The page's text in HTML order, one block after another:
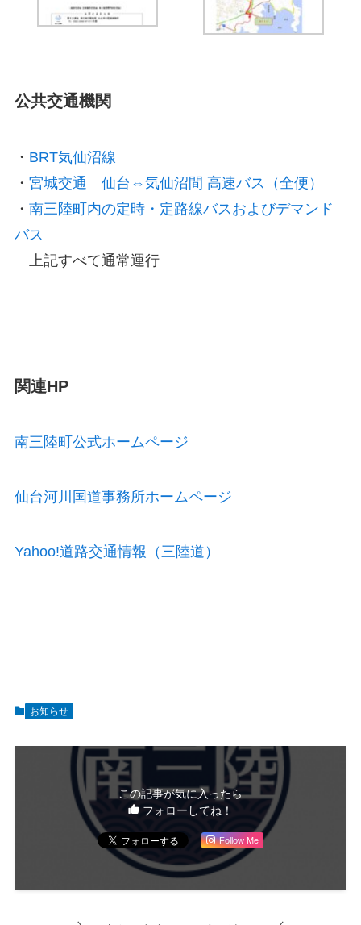
公共交通機関
・ BRT気仙沼線
・ 宮城交通 仙台⇔気仙沼間 高速バス（全便）
・ 南三陸町内の定時・定路線バスおよびデマンド
バス
上記すべて通常運行
関連HP
南三陸町公式ホームページ
仙台河川国道事務所ホームページ
Yahoo!道路交通情報（三陸道）
お知らせ
この記事が気に入ったら
フォローしてね！
Follow Me